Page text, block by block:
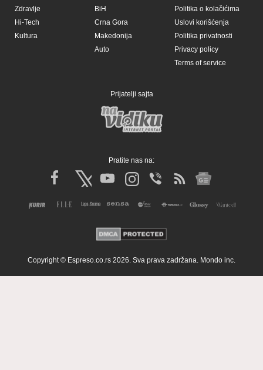
Zdravlje
Hi-Tech
Kultura
BiH
Crna Gora
Makedonija
Auto
Politika o kolačićima
Uslovi korišćenja
Politika privatnosti
Privacy policy
Terms of service
Prijatelji sajta
Pratite nas na:
Copyright © Espreso.co.rs 2026. Sva prava zadržana. Mondo inc.